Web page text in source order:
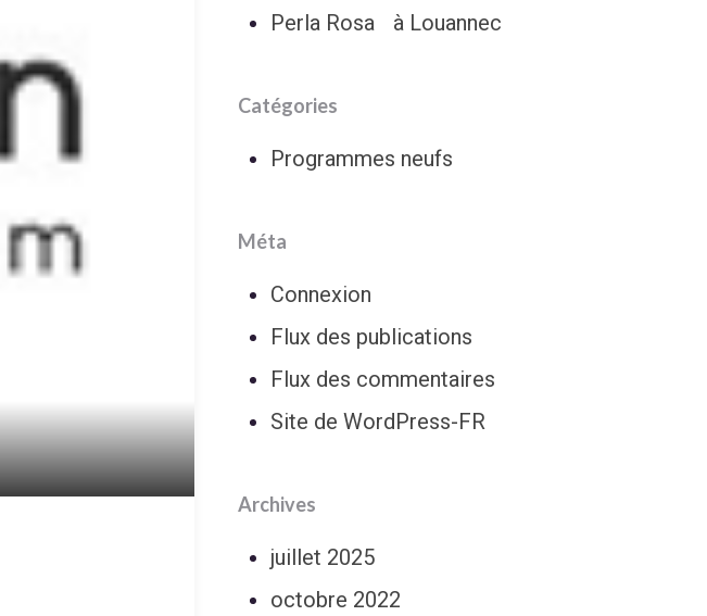
Perla Rosa à Louannec
Catégories
Programmes neufs
Méta
Connexion
Flux des publications
Flux des commentaires
Site de WordPress-FR
Archives
juillet 2025
octobre 2022